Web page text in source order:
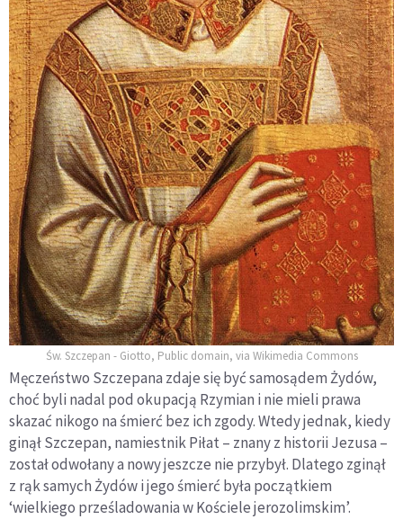
Św. Szczepan - Giotto, Public domain, via Wikimedia Commons
Męczeństwo Szczepana zdaje się być samosądem Żydów,
choć byli nadal pod okupacją Rzymian i nie mieli prawa
skazać nikogo na śmierć bez ich zgody. Wtedy jednak, kiedy
ginął Szczepan, namiestnik Piłat – znany z historii Jezusa –
został odwołany a nowy jeszcze nie przybył. Dlatego zginął
z rąk samych Żydów i jego śmierć była początkiem
‘wielkiego prześladowania w Kościele jerozolimskim’.